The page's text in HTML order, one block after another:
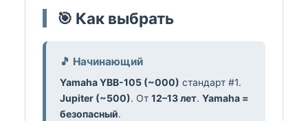
🎯 Как выбрать
🎵 Начинающий
Yamaha YBB-105 (~000) стандарт #1.
Jupiter (~500). От 12–13 лет. Yamaha =
безопасный.